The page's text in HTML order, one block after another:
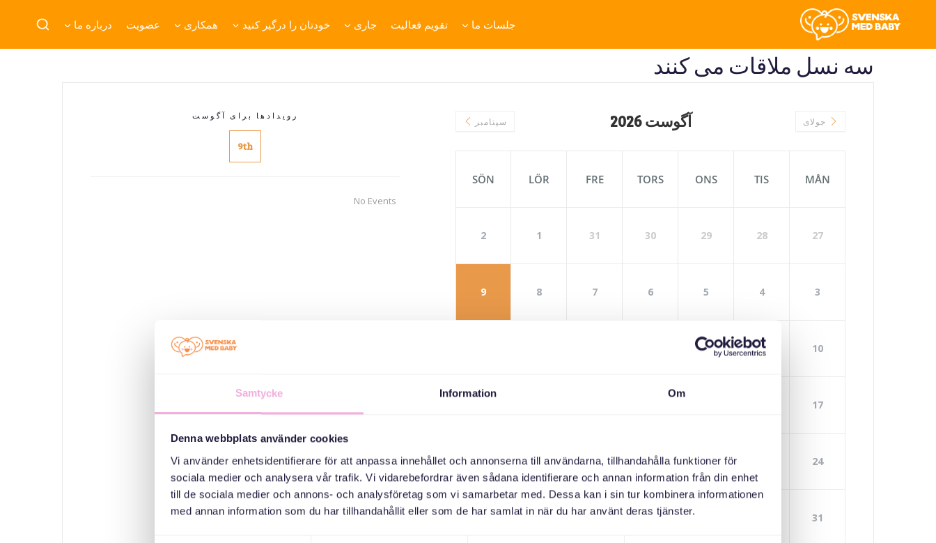
Samtycke Information Om
Denna webbplats använder cookies
Vi använder enhetsidentifierare för att anpassa innehållet och annonserna till användarna, tillhandahålla funktioner för
sociala medier och analysera vår trafik. Vi vidarebefordrar även sådana identifierare och annan information från din enhet
till de sociala medier och annons- och analysföretag som vi samarbetar med. Dessa kan i sin tur kombinera informationen
med annan information som du har tillhandahållit eller som de har samlat in när du har använt deras tjänster.
جلسات ما تقویم فعالیت جاری خودتان را درگیر کنید همکاری عضویت درباره ما
سه نسل ملاقات می کنند
جولای آگوست 2026 سپتامبر
MÅN
TIS
ONS
TORS
FRE
LÖR
SÖN
27
28
29
30
31
1
2
3
4
5
6
7
8
9
10
11
12
17
24
26
27
28
29
30
31
3
4
5
6
رویدادها برای آگوست
9th
No Events